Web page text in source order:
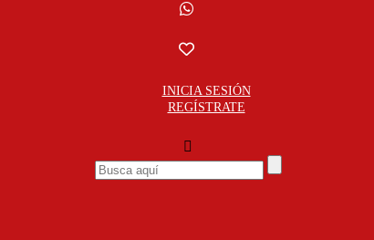
INICIA SESIÓN
REGÍSTRATE